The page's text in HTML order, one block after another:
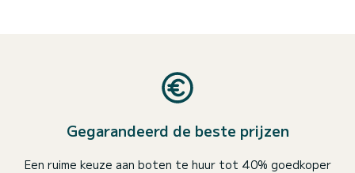
Gegarandeerd de beste prijzen
Een ruime keuze aan boten te huur tot 40% goedkoper